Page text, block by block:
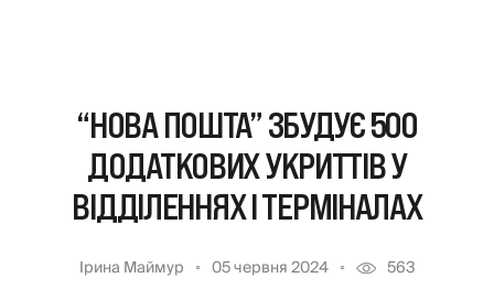
“НОВА ПОШТА” ЗБУДУЄ 500
ДОДАТКОВИХ УКРИТТІВ У
ВІДДІЛЕННЯХ І ТЕРМІНАЛАХ
Ірина Маймур 05 червня 2024 563